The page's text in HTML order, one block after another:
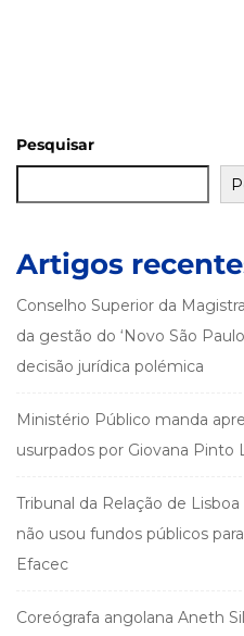
Pesquisar
Artigos
Conselho Superior da
da gestão do ‘Novo São
decisão jurídica polémica
Ministério Público manda
usurpados por Giovana Pinto
Tribunal da Relação de
não usou fundos públicos
Efacec
Coreógrafa angolana Aneth